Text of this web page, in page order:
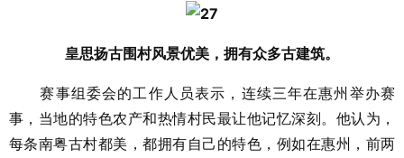
皇思扬古围村风景优美，拥有众多古建筑。
赛事组委会的工作人员表示，连续三年在惠州举办赛
事，当地的特色农产和热情村民最让他记忆深刻。他认为，
每条南粤古村都美，都拥有自己的特色，例如在惠州，前两